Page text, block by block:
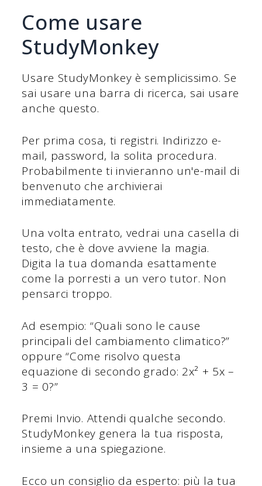
Come usare
StudyMonkey
Usare StudyMonkey è semplicissimo. Se
sai usare una barra di ricerca, sai usare
anche questo.
Per prima cosa, ti registri. Indirizzo e-
mail, password, la solita procedura.
Probabilmente ti invieranno un'e-mail di
benvenuto che archivierai
immediatamente.
Una volta entrato, vedrai una casella di
testo, che è dove avviene la magia.
Digita la tua domanda esattamente
come la porresti a un vero tutor. Non
pensarci troppo.
Ad esempio: “Quali sono le cause
principali del cambiamento climatico?”
oppure “Come risolvo questa
equazione di secondo grado: 2x² + 5x –
3 = 0?”
Premi Invio. Attendi qualche secondo.
StudyMonkey genera la tua risposta,
insieme a una spiegazione.
Ecco un consiglio da esperto: più la tua